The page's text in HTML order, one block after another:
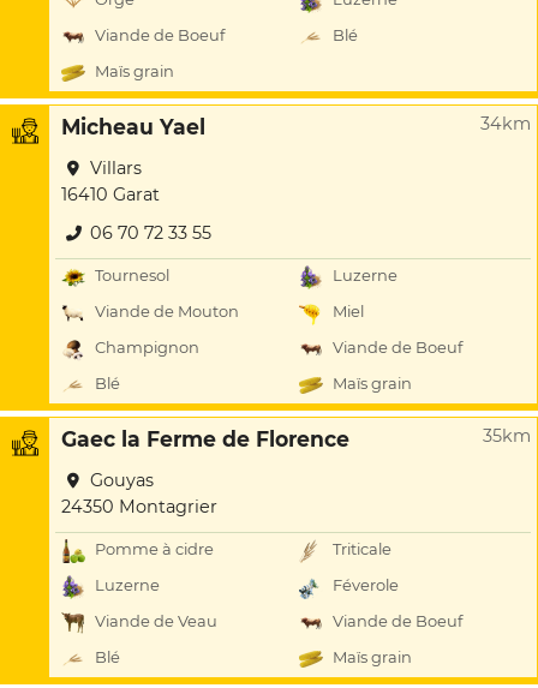
Viande de Boeuf
Blé
Maïs grain
Micheau Yael 34km
Villars
16410 Garat
06 70 72 33 55
Tournesol
Luzerne
Viande de Mouton
Miel
Champignon
Viande de Boeuf
Blé
Maïs grain
Gaec la Ferme de Florence 35km
Gouyas
24350 Montagrier
Pomme à cidre
Triticale
Luzerne
Féverole
Viande de Veau
Viande de Boeuf
Blé
Maïs grain